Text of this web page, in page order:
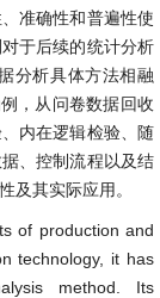
准确性和普遍性使
于后续的统计分析
分析具体方法相融
，从问卷数据回收
内在逻辑检验、随
、控制流程以及结
及其实际应用。
of production and
technology, it has
method. Its